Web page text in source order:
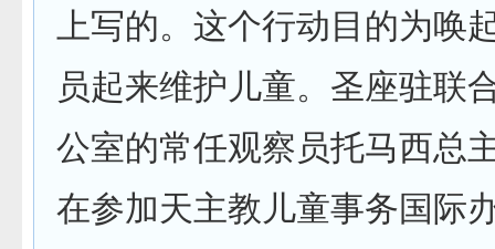
上写的。这个行动目的为唤
员起来维护儿童。圣座驻联
公室的常任观察员托马西总
在参加天主教儿童事务国际